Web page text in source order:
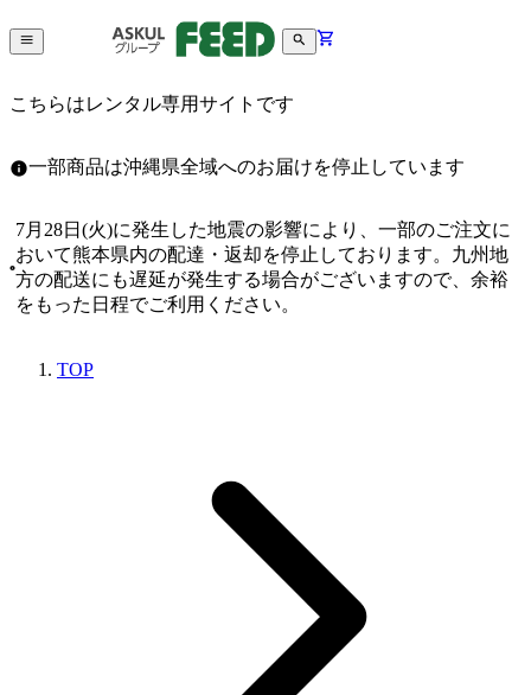
こちらはレンタル専用サイトです
一部商品は沖縄県全域へのお届けを停止しています
7月28日(火)に発生した地震の影響により、一部のご注文に
おいて熊本県内の配達・返却を停止しております。九州地
方の配送にも遅延が発生する場合がございますので、余裕
をもった日程でご利用ください。
TOP